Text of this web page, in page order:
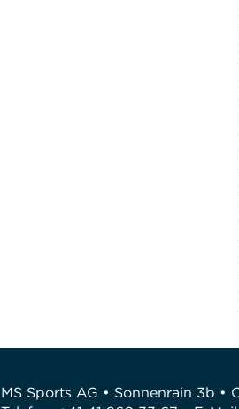
MS Sports AG • Sonnenrain 3b •